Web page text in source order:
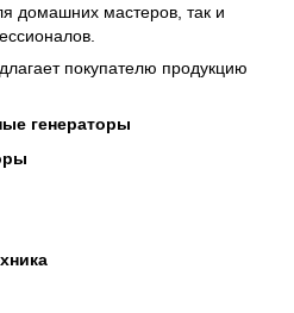
домашних мастеров, так и
покупателю продукцию
генераторы